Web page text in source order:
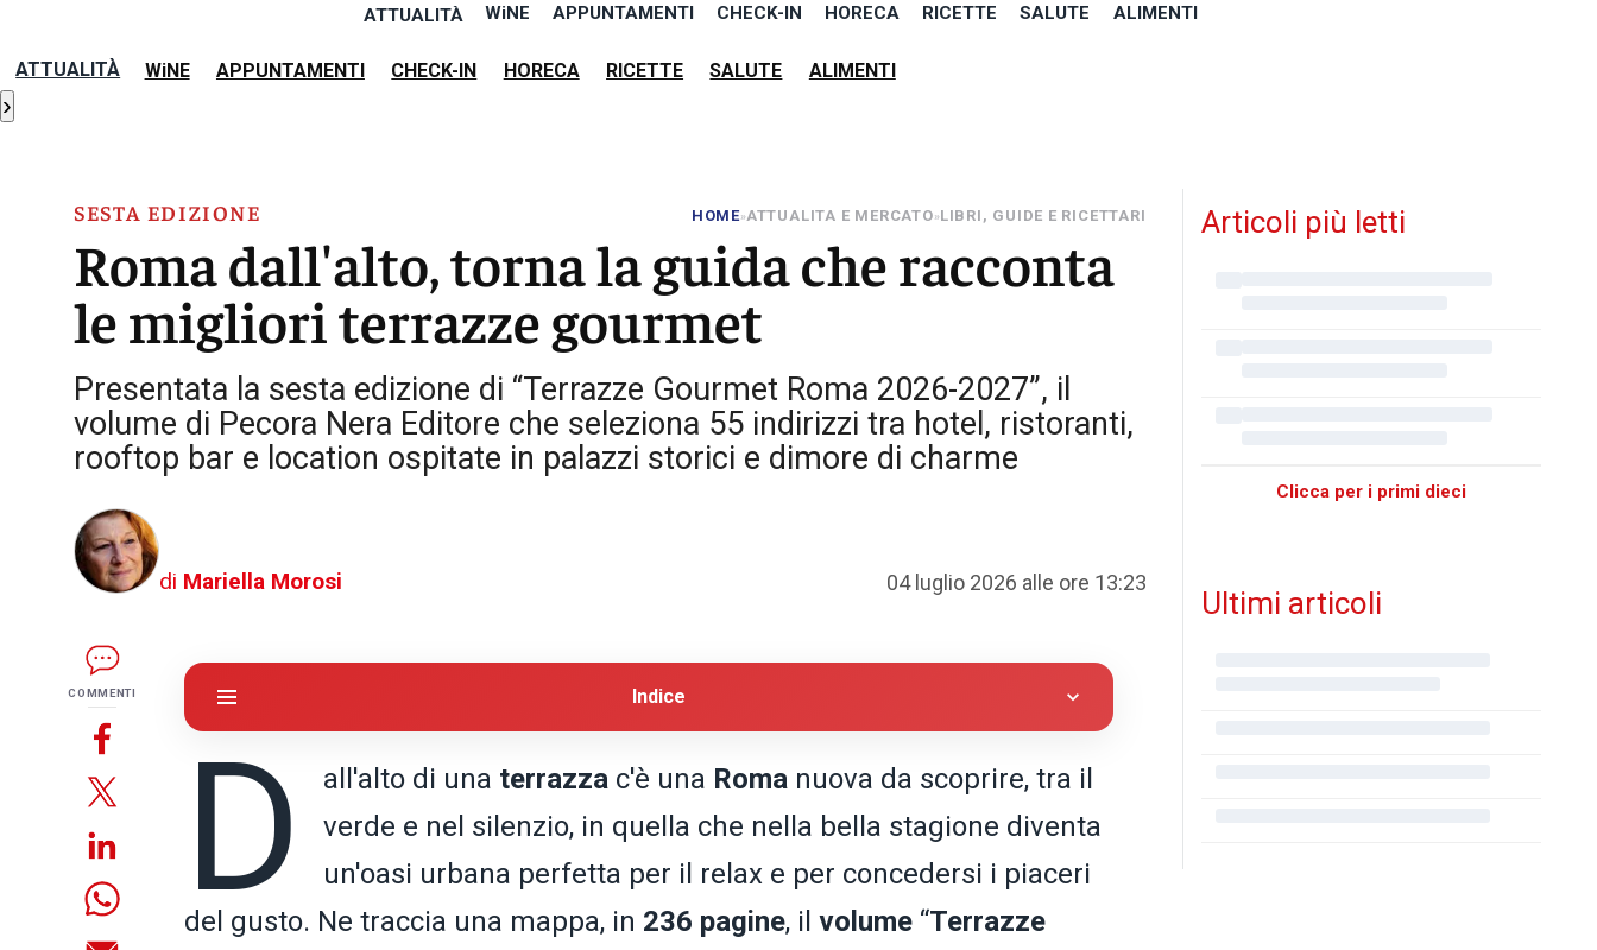
ATTUALITÀ WiNE APPUNTAMENTI CHECK-IN HORECA RICETTE SALUTE ALIMENTI
ATTUALITÀ WiNE APPUNTAMENTI CHECK-IN HORECA RICETTE SALUTE ALIMENTI
›
SESTA EDIZIONE HOME»ATTUALITA E MERCATO»LIBRI, GUIDE E RICETTARI
Roma dall'alto, torna la guida che racconta
le migliori terrazze gourmet
Presentata la sesta edizione di “Terrazze Gourmet Roma 2026-2027”, il
volume di Pecora Nera Editore che seleziona 55 indirizzi tra hotel, ristoranti,
rooftop bar e location ospitate in palazzi storici e dimore di charme
di Mariella Morosi 04 luglio 2026 alle ore 13:23
COMMENTI Indice
D all'alto di una terrazza c'è una Roma nuova da scoprire, tra il
verde e nel silenzio, in quella che nella bella stagione diventa
un'oasi urbana perfetta per il relax e per concedersi i piaceri
del gusto. Ne traccia una mappa, in 236 pagine, il volume “Terrazze
Articoli più letti
Clicca per i primi dieci
Ultimi articoli